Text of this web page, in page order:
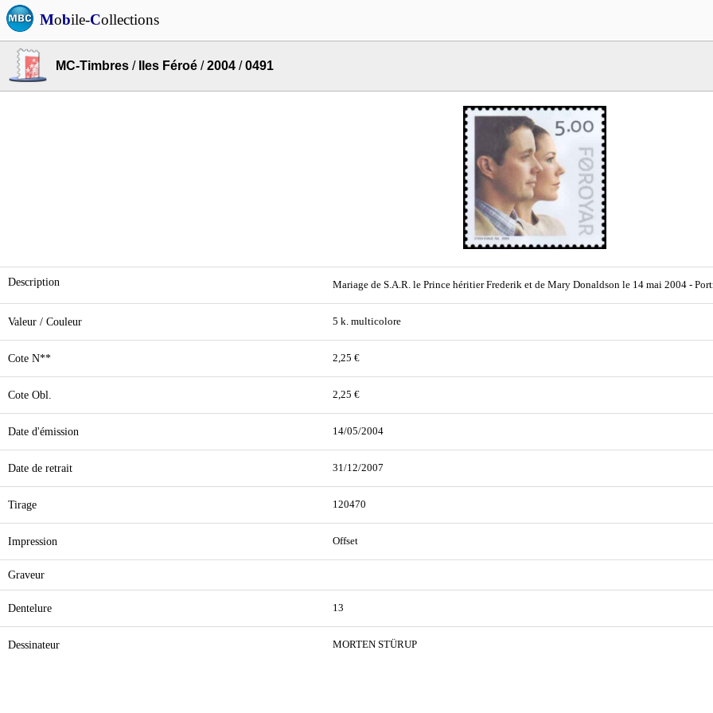
Mobile-Collections
MC-Timbres / Iles Féroé /2004 /0491
Description Mariage de S.A.R. le Prince héritier Frederik et de Mary Donaldson le 14 mai 2004 -
Valeur / Couleur 5 k. multicolore
Cote N** 2,25 €
Cote Obl. 2,25 €
Date d'émission 14/05/2004
Date de retrait 31/12/2007
Tirage 120470
Impression Offset
Graveur
Dentelure 13
Dessinateur MORTEN STÜRUP